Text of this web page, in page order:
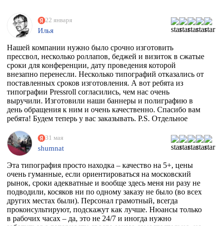
22 января
Илья
Нашей компании нужно было срочно изготовить
прессвол, несколько роллапов, беджей и визиток в сжатые
сроки для конференции, дату проведения которой
внезапно перенесли. Несколько типографий отказались от
поставленных сроков изготовления. А вот ребята из
типографии Pressroll согласились, чем нас очень
выручили. Изготовили наши баннеры и полиграфию в
день обращения к ним и очень качественно. Спасибо вам
ребята! Будем теперь у вас заказывать. P.S. Отдельное
заказа квалифицированно всё растолковал и в
последствии сообщал нам о степени готовности заказа,
т.к. сроки нас поджимали.
31 мая
shumnat
Эта типография просто находка – качество на 5+, цены
очень гуманные, если ориентироваться на московский
рынок, сроки адекватные и вообще здесь меня ни разу не
подводили, косяков ни по одному заказу не было (во всех
других местах были). Персонал грамотный, всегда
проконсультируют, подскажут как лучше. Нюансы только
в рабочих часах – да, это не 24/7 и иногда нужно